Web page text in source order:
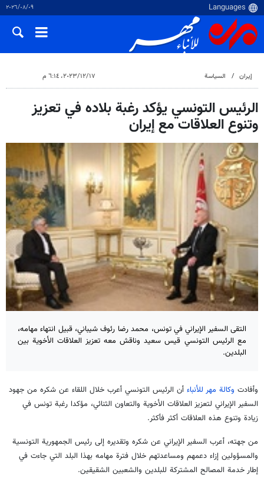
٠٩‏/٠٨‏/٢٠٢٦
إيران السياسة ١٧‏/١٢‏/٢٠٢٣، ٦:١٤ م
الرئيس التونسي يؤكد رغبة بلاده في تعزيز
وتنوع العلاقات مع إيران
التقى السفير الإيراني في تونس، محمد رضا رئوف شيباني، قبيل انتهاء مهامه،
مع الرئيس التونسي قيس سعيد وناقش معه تعزيز العلاقات الأخوية بين
البلدين.
وأفادت وكالة مهر للأنباء أن الرئيس التونسي أعرب خلال اللقاء عن شكره من جهود
السفير الإيراني لتعزيز العلاقات الأخوية والتعاون الثنائي، مؤكدا رغبة تونس في
زيادة وتنوع هذه العلاقات أكثر فأكثر.
من جهته، أعرب السفير الإيراني عن شكره وتقديره إلى رئيس الجمهورية التونسية
والمسؤولين إزاء دعمهم ومساعدتهم خلال فترة مهامه بهذا البلد التي جاءت في
إطار خدمة المصالح المشتركة للبلدين والشعبين الشقيقين.